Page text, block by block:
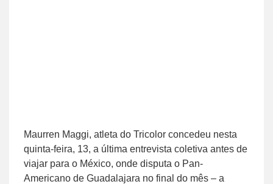
Maurren Maggi, atleta do Tricolor concedeu nesta
quinta-feira, 13, a última entrevista coletiva antes de
viajar para o México, onde disputa o Pan-
Americano de Guadalajara no final do mês – a